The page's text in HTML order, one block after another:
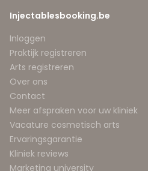
Injectablesbooking.be
Inloggen
Praktijk registreren
Arts registreren
Over ons
Contact
Meer afspraken voor uw kliniek
Vacature cosmetisch arts
Ervaringsgarantie
Kliniek reviews
Marketing university